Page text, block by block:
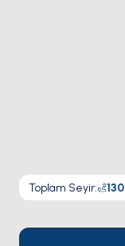
Toplam Seyir: 130